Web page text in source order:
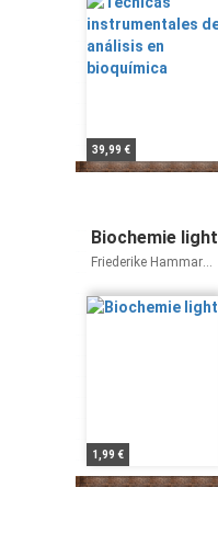
39,99 €
Biochemie light
Friederike Hammar
1,99 €